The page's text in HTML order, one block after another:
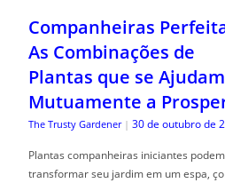
Companheiras
As Combinações de
Plantas que se Ajudam
Mutuamente a
The Trusty Gardener | 30 de outubro de
Plantas companheiras iniciantes podem
transformar seu jardim em um espa, ço